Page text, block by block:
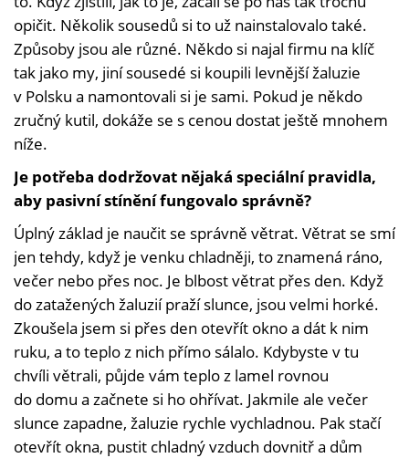
opičit. Několik sousedů si to už nainstalovalo také.
Způsoby jsou ale různé. Někdo si najal firmu na klíč
tak jako my, jiní sousedé si koupili levnější žaluzie
v Polsku a namontovali si je sami. Pokud je někdo
zručný kutil, dokáže se s cenou dostat ještě mnohem
níže.
Je potřeba dodržovat nějaká speciální pravidla,
aby pasivní stínění fungovalo správně?
Úplný základ je naučit se správně větrat. Větrat se smí
jen tehdy, když je venku chladněji, to znamená ráno,
večer nebo přes noc. Je blbost větrat přes den. Když
do zatažených žaluzií praží slunce, jsou velmi horké.
Zkoušela jsem si přes den otevřít okno a dát k nim
ruku, a to teplo z nich přímo sálalo. Kdybyste v tu
chvíli větrali, půjde vám teplo z lamel rovnou
do domu a začnete si ho ohřívat. Jakmile ale večer
slunce zapadne, žaluzie rychle vychladnou. Pak stačí
otevřít okna, pustit chladný vzduch dovnitř a dům